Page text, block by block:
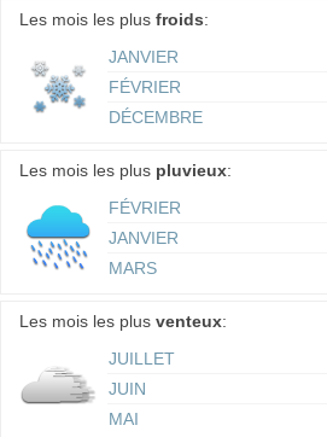
Les mois les plus froids:
JANVIER
FÉVRIER
DÉCEMBRE
Les mois les plus pluvieux:
FÉVRIER
JANVIER
MARS
Les mois les plus venteux:
JUILLET
JUIN
MAI